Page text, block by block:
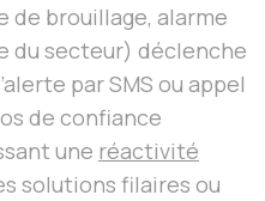
brouillage, alarme
du secteur) déclenche
par SMS ou appel
de confiance
une réactivité
solutions filaires ou